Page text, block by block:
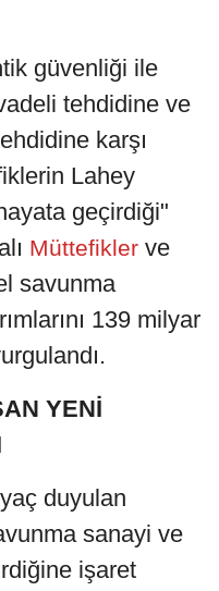
güvenliği ile
tehdidine ve
karşı
Lahey
geçirdiği"
Müttefikler ve
savunma
139 milyar
YENİ
duyulan
sanayi ve
işaret